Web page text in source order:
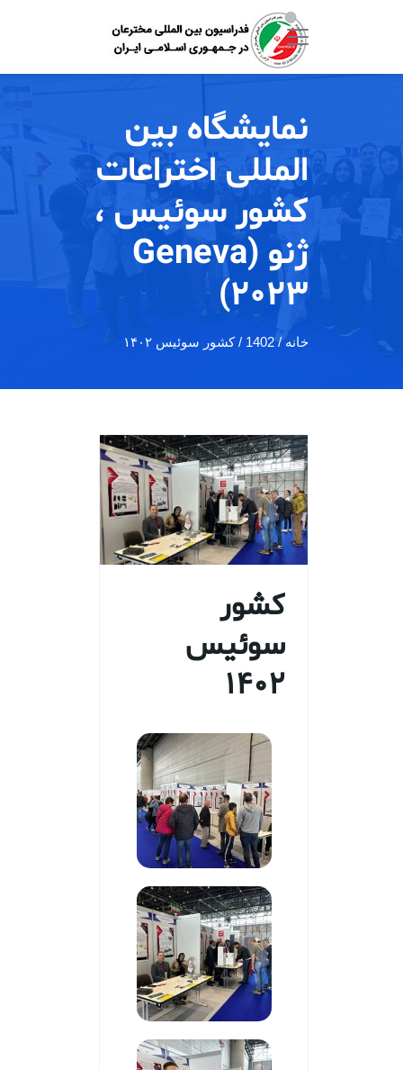
نمایشگاه بین
المللی اختراعات
کشور سوئیس ،
ژنو (Geneva
2023)
خانه / 1402 / کشور سوئیس ۱۴۰۲
کشور
سوئیس
۱۴۰۲